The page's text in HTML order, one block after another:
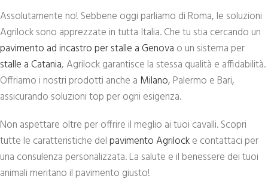
Assolutamente no! Sebbene oggi parliamo di Roma, le soluzioni
Agrilock sono apprezzate in tutta Italia. Che tu stia cercando un
pavimento ad incastro per stalle a Genova o un sistema per
stalle a Catania, Agrilock garantisce la stessa qualità e affidabilità.
Offriamo i nostri prodotti anche a Milano, Palermo e Bari,
assicurando soluzioni top per ogni esigenza.
Non aspettare oltre per offrire il meglio ai tuoi cavalli. Scopri
tutte le caratteristiche delpavimento Agrilocke contattaci per
una consulenza personalizzata. La salute e il benessere dei tuoi
animali meritano il pavimento giusto!